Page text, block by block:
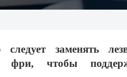
следует заменять
фри, чтобы